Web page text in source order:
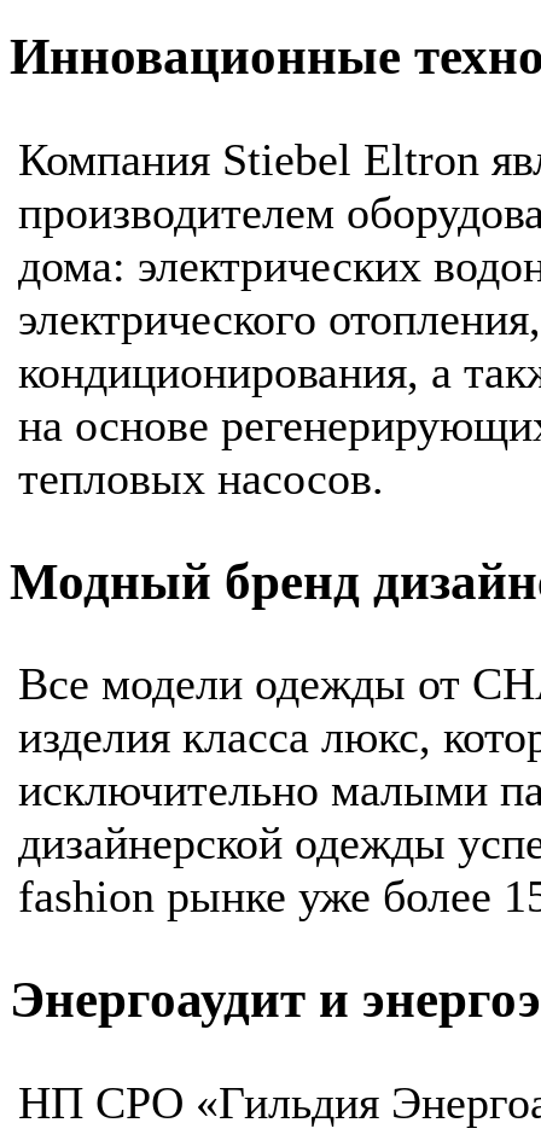
Инновационные
Компания Stiebel Eltron
производителем
дома: электрических
электрического
кондиционирования, а
на основе
тепловых насосов.
Модный бренд
Все модели одежды от
изделия класса люкс,
исключительно малыми
дизайнерcкой одежды
fashion рынке уже более
Энергоаудит и
НП СРО «Гильдия